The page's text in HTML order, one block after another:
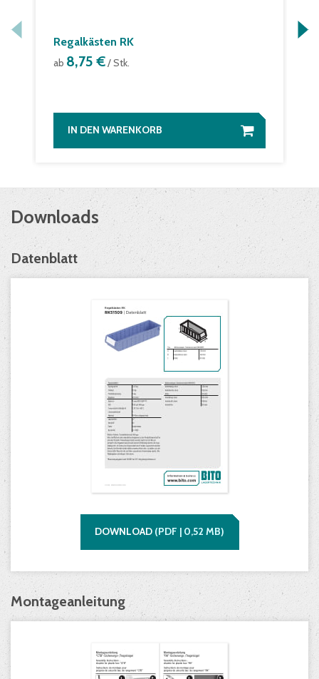
Regalkästen RK
ab 8,75 €/ Stk.
IN DEN WARENKORB
Downloads
Datenblatt
DOWNLOAD (PDF | 0,52 MB)
Montageanleitung